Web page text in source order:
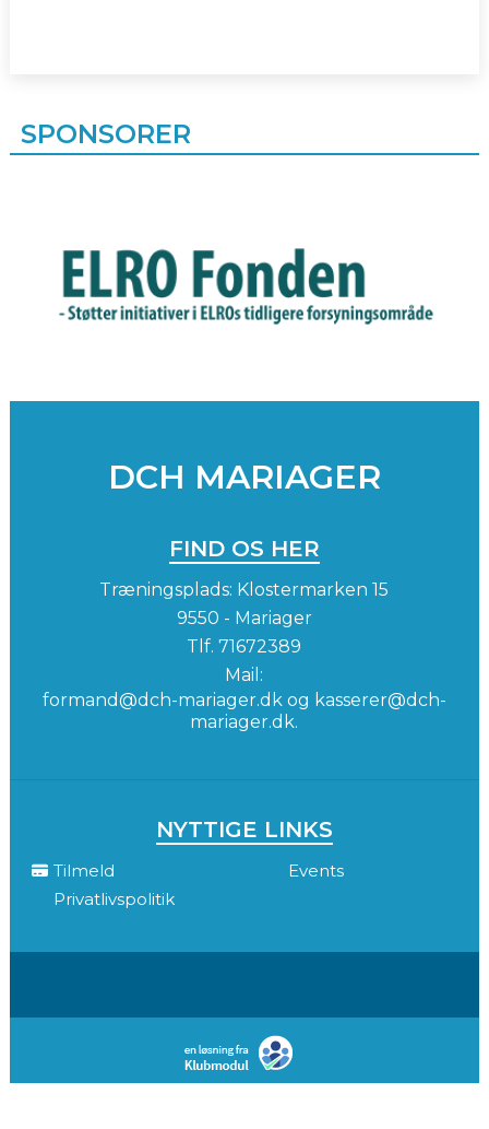
SPONSORER
DCH MARIAGER
FIND OS HER
Træningsplads: Klostermarken 15
9550 - Mariager
Tlf.71672389
Mail:
formand@dch-mariager.dk og kasserer@dch-
mariager.dk.
NYTTIGE LINKS
Tilmeld
Events
Privatlivspolitik